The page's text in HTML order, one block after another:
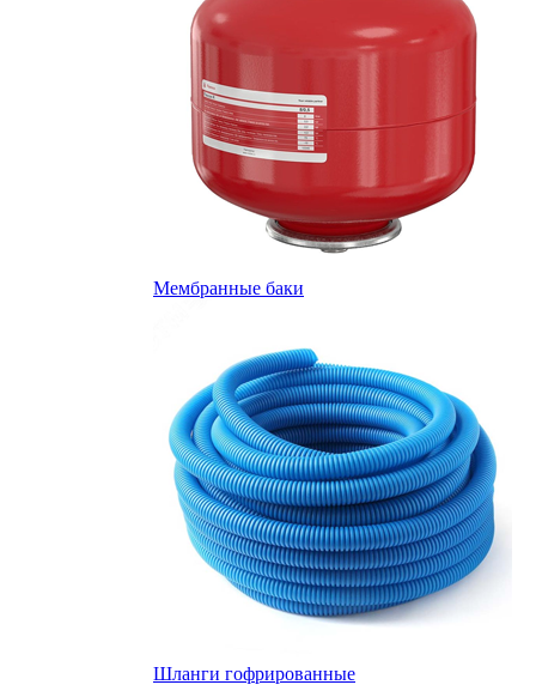
Мембранные баки
Шланги гофрированные